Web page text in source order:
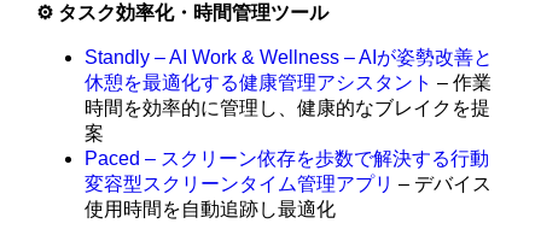
⚙️ タスク効率化・時間管理ツール
Standly – AI Work & Wellness – AIが姿勢改善と
休憩を最適化する健康管理アシスタント – 作業
時間を効率的に管理し、健康的なブレイクを提
案
Paced – スクリーン依存を歩数で解決する行動
変容型スクリーンタイム管理アプリ – デバイス
使用時間を自動追跡し最適化